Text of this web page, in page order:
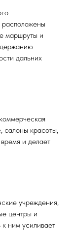
расположены
маршруты и
дальних
салоны красоты,
и делает
учреждения,
центры и
к ним усиливает